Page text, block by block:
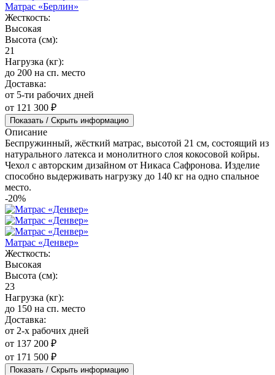
Матрас «Берлин»
Жесткость:
Высокая
Высота (см):
21
Нагрузка (кг):
до 200 на сп. место
Доставка:
от 5-ти рабочих дней
от 121 300 ₽
Показать / Скрыть информацию
Описание
Беспружинный, жёсткий матрас, высотой 21 см, состоящий из
натурального латекса и монолитного слоя кокосовой койры.
Чехол с авторским дизайном от Никаса Сафронова. Изделие
способно выдерживать нагрузку до 140 кг на одно спальное
место.
-20%
Матрас «Денвер»
Жесткость:
Высокая
Высота (см):
23
Нагрузка (кг):
до 150 на сп. место
Доставка:
от 2-х рабочих дней
от 137 200 ₽
от 171 500 ₽
Показать / Скрыть информацию